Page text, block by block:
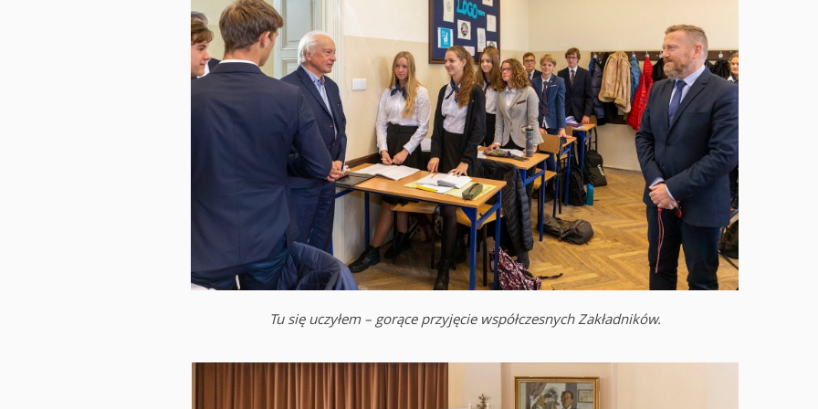
Tu się uczyłem – gorące przyjęcie współczesnych Zakładników.